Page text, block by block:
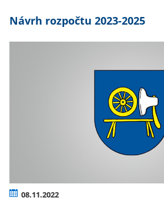
Návrh rozpočtu 2023-2025
08.11.2022